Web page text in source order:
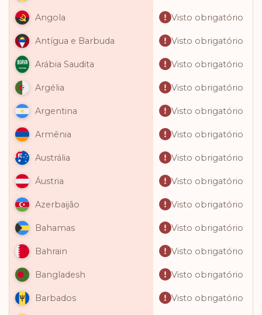
Angola Visto obrigatório
Antígua e Barbuda Visto obrigatório
Arábia Saudita Visto obrigatório
Argélia Visto obrigatório
Argentina Visto obrigatório
Armênia Visto obrigatório
Austrália Visto obrigatório
Áustria Visto obrigatório
Azerbaijão Visto obrigatório
Bahamas Visto obrigatório
Bahrain Visto obrigatório
Bangladesh Visto obrigatório
Barbados Visto obrigatório